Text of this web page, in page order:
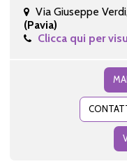
Via Giuseppe
(Pavia)
Clicca qui per